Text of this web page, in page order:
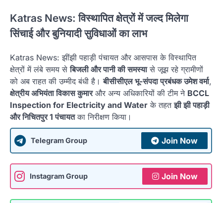
Katras News: विस्थापित क्षेत्रों में जल्द मिलेगा
सिंचाई और बुनियादी सुविधाओं का लाभ
Katras News: झींझी पहाड़ी पंचायत और आसपास के विस्थापित
क्षेत्रों में लंबे समय सेबिजली और पानी की समस्यासे जूझ रहे ग्रामीणों
को अब राहत की उम्मीद बंधी है।बीसीसीएल भू-संपदा प्रबंधक उमेश वर्मा,
क्षेत्रीय अभियंता विकास कुमारऔर अन्य अधिकारियों की टीम ने BCCL
Inspection for Electricity and Water के तहतझी झी पहाड़ी
और निचितपुर 1 पंचायतका निरीक्षण किया।
Telegram Group Join Now
Instagram Group Join Now